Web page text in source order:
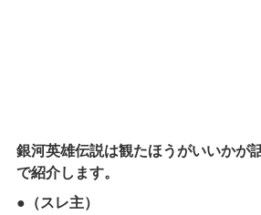
銀河英雄伝説は観たほうがいいかが
で紹介します。
● （スレ主）